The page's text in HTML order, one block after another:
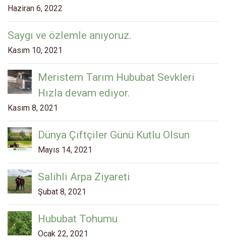
Haziran 6, 2022
Saygı ve özlemle anıyoruz.
Kasım 10, 2021
Meristem Tarım Hububat Sevkleri
Hızla devam ediyor.
Kasım 8, 2021
Dünya Çiftçiler Günü Kutlu Olsun
Mayıs 14, 2021
Salihli Arpa Ziyareti
Şubat 8, 2021
Hububat Tohumu
Ocak 22, 2021